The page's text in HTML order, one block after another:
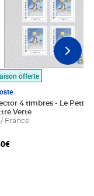
panier
offerte
4 timbres - Le Petit
Verte
France